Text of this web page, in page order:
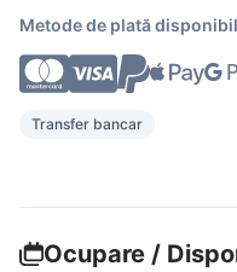
Metode de plată
Transfer bancar
Ocupare /